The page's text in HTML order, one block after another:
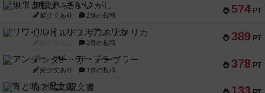
574 PT
無限まちがいさがし
紹介文あり 2件の投稿
389 PT
リワイルド：サウスアメリカ
2件の投稿
378 PT
アンダー・ザ・テーブラー
紹介文あり 1件の投稿
宵と暁の呪文書